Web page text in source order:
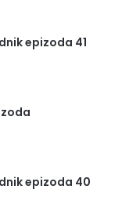
epizoda 41
epizoda 40